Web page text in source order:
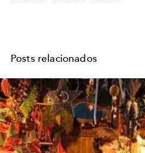
Posts relacionados